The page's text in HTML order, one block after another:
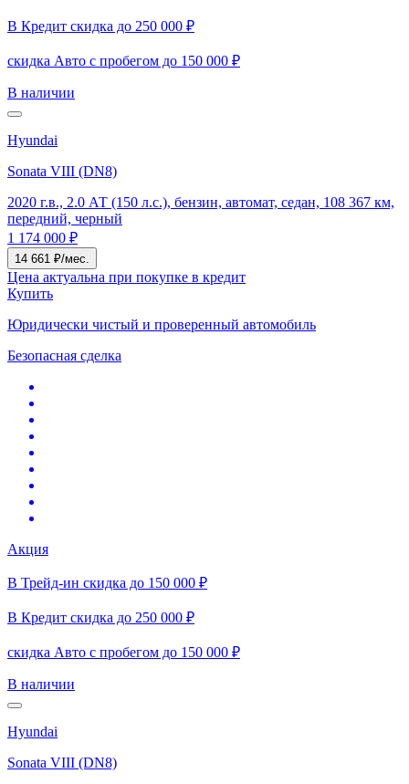
В Кредит скидка до 250 000 ₽
скидка Авто с пробегом до 150 000 ₽
В наличии
Hyundai
Sonata VIII (DN8)
2020 г.в., 2.0 АТ (150 л.с.), бензин, автомат, седан, 108 367 км,
передний, черный
1 174 000 ₽
14 661 ₽/мес.
Цена актуальна при покупке в кредит
Купить
Юридически чистый и проверенный автомобиль
Безопасная сделка
Акция
В Трейд-ин скидка до 150 000 ₽
В Кредит скидка до 250 000 ₽
скидка Авто с пробегом до 150 000 ₽
В наличии
Hyundai
Sonata VIII (DN8)